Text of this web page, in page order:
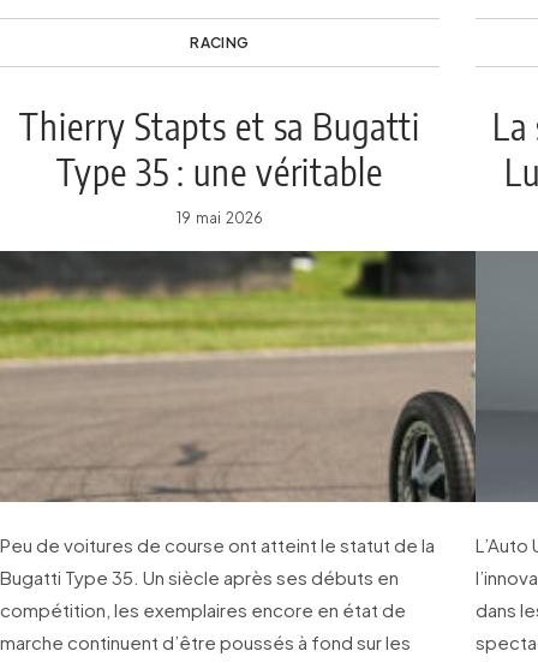
RACING
Thierry Stapts et sa Bugatti
Type 35 : une véritable
vocation
19 mai 2026
Peu de voitures de course ont atteint le statut de la
Bugatti Type 35. Un siècle après ses débuts en
compétition, les exemplaires encore en état de
marche continuent d’être poussés à fond sur les
dans